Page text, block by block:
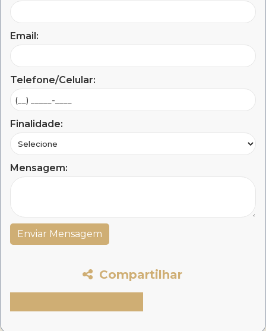
Email:
Telefone/Celular:
Finalidade:
Mensagem:
Compartilhar